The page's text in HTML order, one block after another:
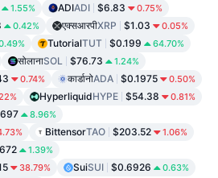
1.55% ADIADI $6.83 0.75%
0.42% एक्सआरपीXRP $1.03 0.05%
TutorialTUT $0.199 64.70%
सोलानाSOL $76.73 1.24%
0.74% कार्डानोADA $0.1975 0.50%
HyperliquidHYPE $54.38 0.81%
8.96%
BittensorTAO $203.52 1.06%
1.39%
38.79% SuiSUI $0.6926 0.63%